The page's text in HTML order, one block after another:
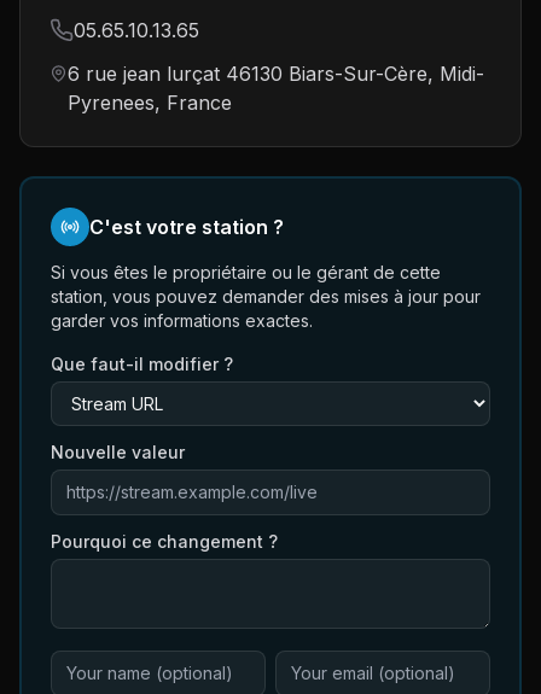
05.65.10.13.65
6 rue jean lurçat 46130 Biars-Sur-Cère, Midi-
Pyrenees, France
C'est votre station ?
Si vous êtes le propriétaire ou le gérant de cette
station, vous pouvez demander des mises à jour pour
garder vos informations exactes.
Que faut-il modifier ?
Nouvelle valeur
Pourquoi ce changement ?